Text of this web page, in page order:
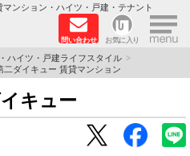
ンション・ハイツ・戸建・テナント
問い合わせ お気に入り ×
集
ハイツ・戸建ライフスタイル
二ダイキュー 賃貸マンション
キュー